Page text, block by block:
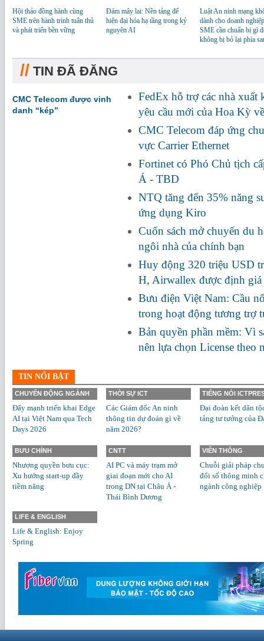
Hội thảo đồng hành cùng
SME trên hành trình tuân thủ
và phát triển bền vững
Đám mây lai: Nền tảng để
hiện đại hóa hạ tầng trong kỷ
nguyên AI
Luật An ninh mạng
dành cho doanh
SME cần chuẩn bị gì
không bị bỏ lại phía
// TIN ĐÃ ĐĂNG
CMC Telecom được vinh
danh “kép”
FedEx hỗ trợ các nhà xuất
yêu cầu mới của Hoa Kỳ
CMC Telecom đáp ứng
vực Carrier Ethernet
Fortinet có Phó Chủ tịch
Á - TBD
NTQ tăng đến 35% năng
ứng dụng Kiro
Cuốn sách mở chuyến du
ngôi nhà của chính bạn
Huy động 320 triệu USD
H, Airwallex được định
Bưu điện Việt Nam: Cầu
trong hoạt động tương trợ
Bản quyền phần mềm: Vì
nên lựa chọn License theo
TIN NỔI BẬT
CHUYỂN ĐỘNG NGÀNH
Đẩy mạnh triển khai Edge
AI tại Việt Nam qua Tech
Days 2026
THỜI SỰ ICT
Các Giám đốc An ninh
thông tin dự đoán gì về
năm 2026?
TIẾNG NÓI
Đại đoàn kết dân
tảng tư tưởng của
BƯU CHÍNH
Nhượng quyền bưu cục:
Xu hướng start-up đầy
tiềm năng
CNTT
AI PC và máy trạm mở
giai đoạn mới cho AI
trong DN tại Châu Á -
Thái Bình Dương
VIỄN THÔNG
Chuỗi giải pháp
đổi số thông minh
ngành công nghiệp
LIFE & ENGLISH
Life & English: Enjoy
Spring